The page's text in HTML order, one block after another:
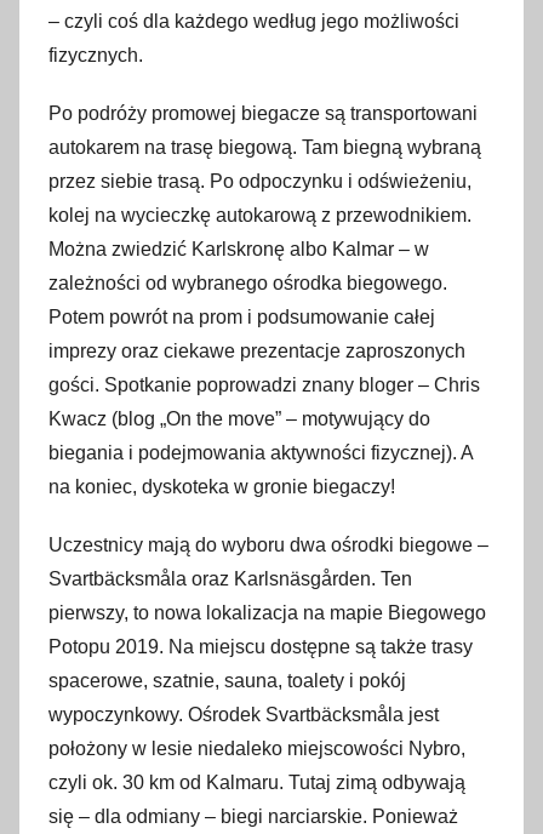
– czyli coś dla każdego według jego możliwości
fizycznych.
Po podróży promowej biegacze są transportowani
autokarem na trasę biegową. Tam biegną wybraną
przez siebie trasą. Po odpoczynku i odświeżeniu,
kolej na wycieczkę autokarową z przewodnikiem.
Można zwiedzić Karlskronę albo Kalmar – w
zależności od wybranego ośrodka biegowego.
Potem powrót na prom i podsumowanie całej
imprezy oraz ciekawe prezentacje zaproszonych
gości. Spotkanie poprowadzi znany bloger – Chris
Kwacz (blog „On the move” – motywujący do
biegania i podejmowania aktywności fizycznej). A
na koniec, dyskoteka w gronie biegaczy!
Uczestnicy mają do wyboru dwa ośrodki biegowe –
Svartbäcksmåla oraz Karlsnäsgården. Ten
pierwszy, to nowa lokalizacja na mapie Biegowego
Potopu 2019. Na miejscu dostępne są także trasy
spacerowe, szatnie, sauna, toalety i pokój
wypoczynkowy. Ośrodek Svartbäcksmåla jest
położony w lesie niedaleko miejscowości Nybro,
czyli ok. 30 km od Kalmaru. Tutaj zimą odbywają
się – dla odmiany – biegi narciarskie. Ponieważ